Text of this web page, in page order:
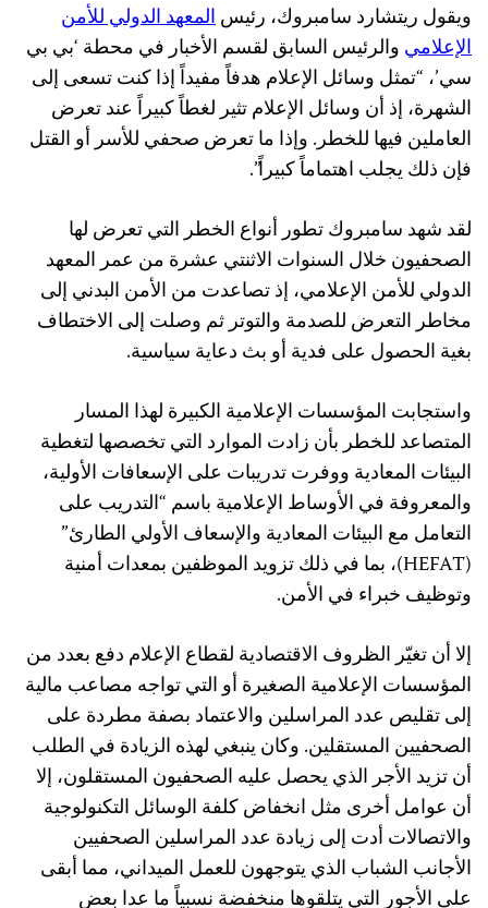
ويقول ريتشارد سامبروك، رئيسالمعهد الدولي للأمن
الإعلامي والرئيس السابق لقسم الأخبار في محطة ‘بي بي
سي’، “تمثل وسائل الإعلام هدفاً مفيداً إذا كنت تسعى إلى
الشهرة، إذ أن وسائل الإعلام تثير لغطاً كبيراً عند تعرض
العاملين فيها للخطر. وإذا ما تعرض صحفي للأسر أو القتل
فإن ذلك يجلب اهتماماً كبيراً”.
لقد شهد سامبروك تطور أنواع الخطر التي تعرض لها
الصحفيون خلال السنوات الاثنتي عشرة من عمر المعهد
الدولي للأمن الإعلامي، إذ تصاعدت من الأمن البدني إلى
مخاطر التعرض للصدمة والتوتر ثم وصلت إلى الاختطاف
بغية الحصول على فدية أو بث دعاية سياسية.
واستجابت المؤسسات الإعلامية الكبيرة لهذا المسار
المتصاعد للخطر بأن زادت الموارد التي تخصصها لتغطية
البيئات المعادية ووفرت تدريبات على الإسعافات الأولية،
والمعروفة في الأوساط الإعلامية باسم “التدريب على
التعامل مع البيئات المعادية والإسعاف الأولي الطارئ”
(HEFAT)، بما في ذلك تزويد الموظفين بمعدات أمنية
وتوظيف خبراء في الأمن.
إلا أن تغيّر الظروف الاقتصادية لقطاع الإعلام دفع بعدد من
المؤسسات الإعلامية الصغيرة أو التي تواجه مصاعب مالية
إلى تقليص عدد المراسلين والاعتماد بصفة مطردة على
الصحفيين المستقلين. وكان ينبغي لهذه الزيادة في الطلب
أن تزيد الأجر الذي يحصل عليه الصحفيون المستقلون، إلا
أن عوامل أخرى مثل انخفاض كلفة الوسائل التكنولوجية
والاتصالات أدت إلى زيادة عدد المراسلين الصحفيين
الأجانب الشباب الذي يتوجهون للعمل الميداني، مما أبقى
على الأجور التي يتلقوها منخفضة نسبياً ما عدا بعض